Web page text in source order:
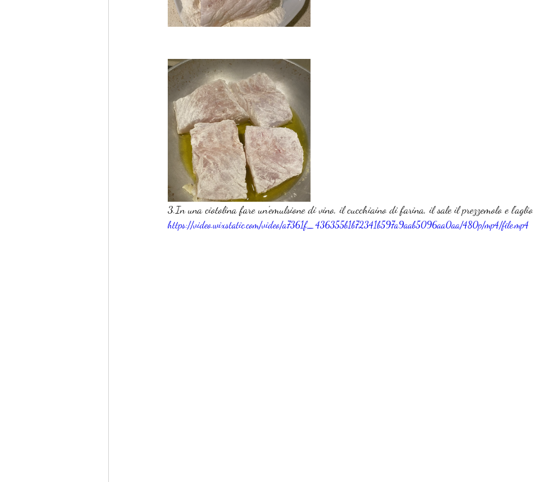
3.In una ciotolina fare un'emulsione di vino, il cucchiaino di farina, il sale il prezzemolo e
https://video.wixstatic.com/video/a7361f_436355b1b72341b597a9aab5096aa0aa/480p/mp4/file.mp4